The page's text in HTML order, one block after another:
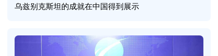
乌兹别克斯坦的成就在中国得到展示